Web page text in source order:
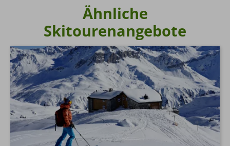
ruv@ruv.de
www.umsetzung-richtlinie-eu2015-
2302.de
Ähnliche
Skitourenangebote